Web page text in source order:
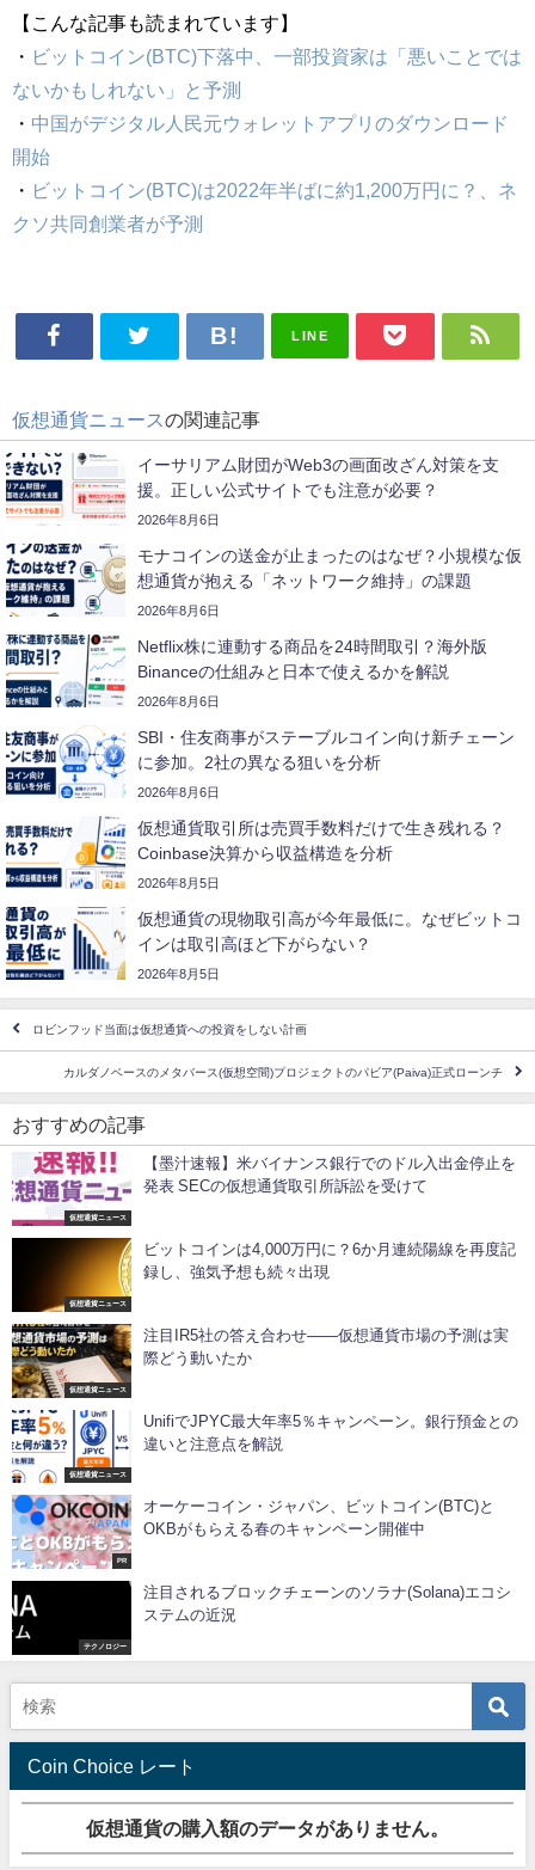
【こんな記事も読まれています】
・ ビットコイン(BTC)下落中、一部投資家は「悪いことでは
ないかもしれない」と予測
・ 中国がデジタル人民元ウォレットアプリのダウンロード
開始
・ ビットコイン(BTC)は2022年半ばに約1,200万円に？、ネ
クソ共同創業者が予測
LINE
仮想通貨ニュースの関連記事
イーサリアム財団がWeb3の画面改ざん対策を支
援。正しい公式サイトでも注意が必要？
2026年8月6日
モナコインの送金が止まったのはなぜ？小規模な仮
想通貨が抱える「ネットワーク維持」の課題
2026年8月6日
Netflix株に連動する商品を24時間取引？海外版
Binanceの仕組みと日本で使えるかを解説
2026年8月6日
SBI・住友商事がステーブルコイン向け新チェーン
に参加。2社の異なる狙いを分析
2026年8月6日
仮想通貨取引所は売買手数料だけで生き残れる？
Coinbase決算から収益構造を分析
2026年8月5日
仮想通貨の現物取引高が今年最低に。なぜビットコ
インは取引高ほど下がらない？
2026年8月5日
ロビンフッド当面は仮想通貨への投資をしない計画
カルダノベースのメタバース(仮想空間)プロジェクトのパビア(Paiva)正式ローンチ
おすすめの記事
仮想通貨ニュース
【墨汁速報】米バイナンス銀行でのドル入出金停止を
発表 SECの仮想通貨取引所訴訟を受けて
仮想通貨ニュース
ビットコインは4,000万円に？6か月連続陽線を再度記
録し、強気予想も続々出現
仮想通貨ニュース
注目IR5社の答え合わせ――仮想通貨市場の予測は実
際どう動いたか
仮想通貨ニュース
UnifiでJPYC最大年率5％キャンペーン。銀行預金との
違いと注意点を解説
PR
オーケーコイン・ジャパン、ビットコイン(BTC)と
OKBがもらえる春のキャンペーン開催中
テクノロジー
注目されるブロックチェーンのソラナ(Solana)エコシ
ステムの近況
Coin Choice レート
仮想通貨の購入額のデータがありません。